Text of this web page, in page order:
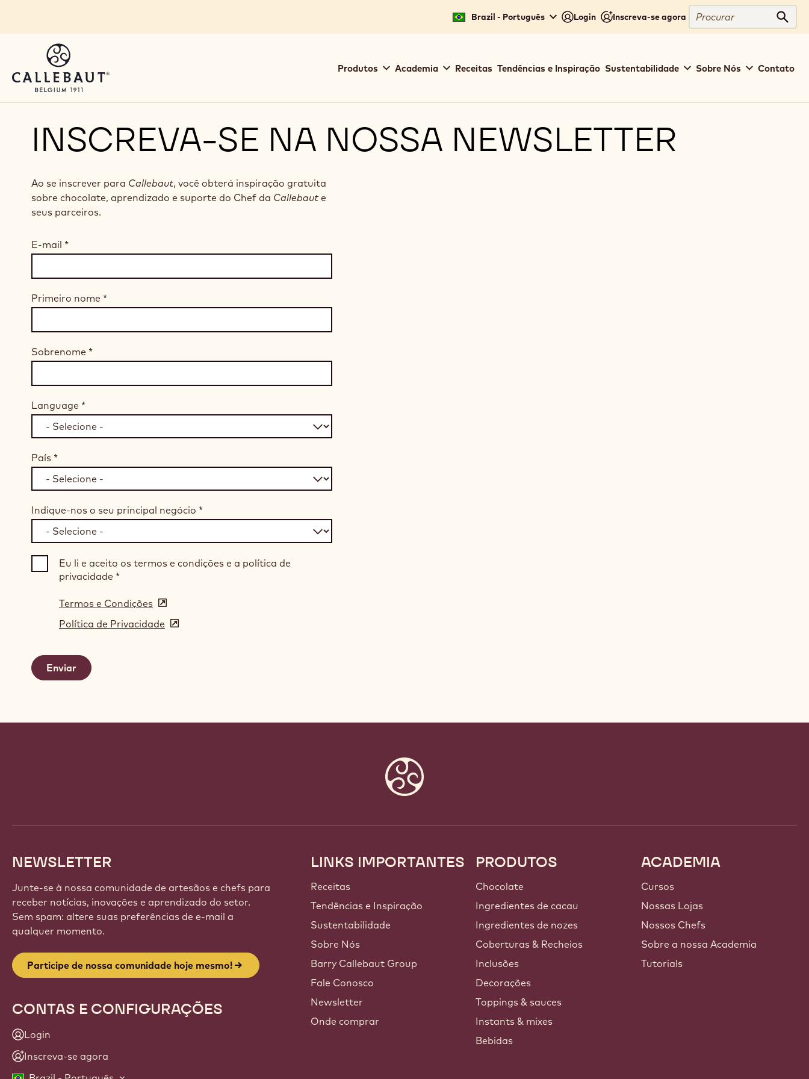
Brazil - Português Login Inscreva-se agora
Procurar
navigation
Produtos Academia Receitas Tendências e Inspiração Sustentabilidade Sobre Nós Contato
INSCREVA-SE NA NOSSA NEWSLETTER
Ao se inscrever para Callebaut, você obterá inspiração gratuita
sobre chocolate, aprendizado e suporte do Chef da Callebaut e
seus parceiros.
E-mail *
Primeiro nome *
Sobrenome *
Language *
País *
Indique-nos o seu principal negócio *
Eu li e aceito os termos e condições e a política de
privacidade *
Termos e Condições (opens
in
a
Política de Privacidade (opens
NEWSLETTER
Junte-se à nossa comunidade de artesãos e chefs para
receber notícias, inovações e aprendizado do setor.
Sem spam: altere suas preferências de e-mail a
qualquer momento.
Participe de nossa comunidade hoje mesmo!
CONTAS E CONFIGURAÇÕES
Login
Inscreva-se agora
Footer
Callebaut
LINKS IMPORTANTES
Receitas
Tendências e Inspiração
Sustentabilidade
Sobre Nós
Barry Callebaut Group
Fale Conosco
Newsletter
Onde comprar
PRODUTOS
Chocolate
Ingredientes de cacau
Ingredientes de nozes
Coberturas & Recheios
Inclusões
Decorações
Toppings & sauces
Instants & mixes
Bebidas
ACADEMIA
Cursos
Nossas Lojas
Nossos Chefs
Sobre a nossa Academia
Tutorials